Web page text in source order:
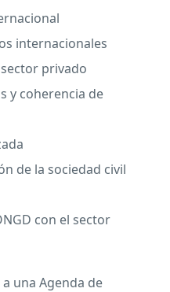
internacionales
privado
y coherencia de
de la sociedad civil
con el sector
una Agenda de